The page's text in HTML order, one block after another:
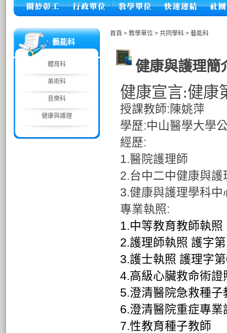
藝能科
體育科
美術科
音樂科
健康與護理
首頁 > 教學單位 > 共同學科 > 藝能科
健康與護理簡
健康宣言:健康
授課教師:陳姚萍
學歷:中山醫學大學
經歷:
1.醫院護理師
2.台中二中健康與護
3.健康與護理學科中
專業執照:
1.中等教育教師執
2.護理師執照 護字
3.護士執照 護理字
4.高級心臟救命術證
5.澄清醫院急救種子
6.澄清醫院重症專
7.性教育種子教師